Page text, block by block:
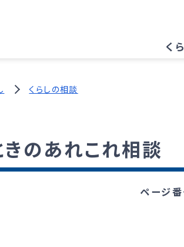
く
くらしの相談
きのあれこれ相談
ページ